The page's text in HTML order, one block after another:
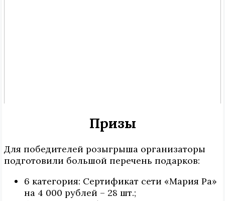
Призы
Для победителей розыгрыша организаторы
подготовили большой перечень подарков:
6 категория: Сертификат сети «Мария Ра»
на 4 000 рублей – 28 шт.;